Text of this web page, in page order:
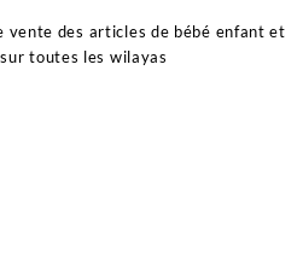
vente des articles de bébé enfant et
toutes les wilayas